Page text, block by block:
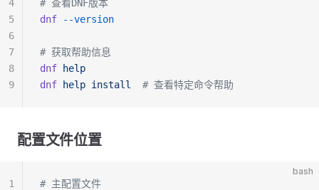
# 查看DNF版本
dnf --version
# 获取帮助信息
dnf help
dnf help install
  # 查看特定命令帮助
4
5
6
7
8
9
配置文件位置
bash
# 主配置文件
1